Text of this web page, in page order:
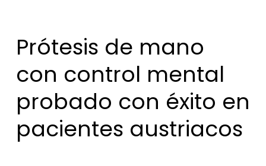
Prótesis de mano
con control mental
probado con éxito en
pacientes austriacos